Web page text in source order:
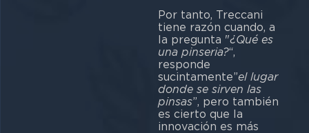
Por tanto, Treccani
tiene razón cuando, a
la pregunta "¿Qué es
una pinseria?“,
responde
sucintamente”el lugar
donde se sirven las
pinsas”, pero también
es cierto que la
innovación es más